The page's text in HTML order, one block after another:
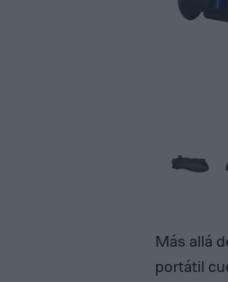
Más allá
portátil